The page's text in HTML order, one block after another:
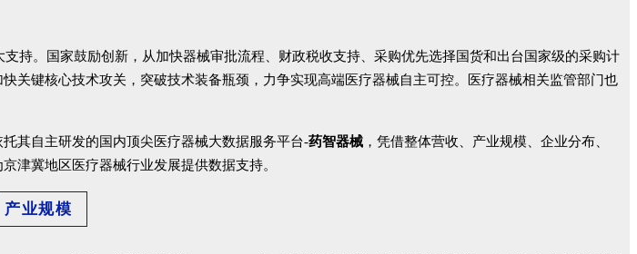
持。 国家鼓励创新， 从加快器械审批流程、财政税收支持、采购优先选择国货和出台国家级的采购计
关键核心技术攻关，突破技术装备瓶颈，力争实现高端医疗器械自主可控。医疗器械相关监管部门也
其自主研发的国内顶尖医疗器械大数据服务平台-药智器械 ，凭借整体营收、产业规模、企业分布、
津冀地区医疗器械行业发展提供数据支持。
产业规模